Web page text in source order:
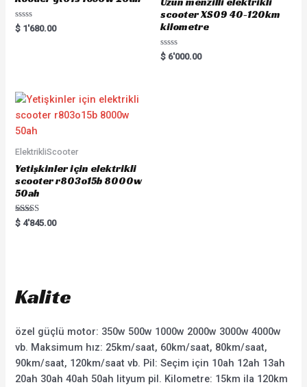
R
a
t
o
5
$ 1'680.00
scooter XS09 40-120km
kilometre
R
a
$ 6'000.00
ElektrikliScooter
Yetişkinler için elektrikli
scooter r803o15b 8000w
50ah
Rated
5.00
$ 4'845.00
Kalite
özel güçlü motor: 350w 500w 1000w 2000w 3000w 4000w
vb. Maksimum hız: 25km/saat, 60km/saat, 80km/saat,
90km/saat, 120km/saat vb. Pil: Seçim için 10ah 12ah 13ah
20ah 30ah 40ah 50ah lityum pil. Kilometre: 15km ila 120km